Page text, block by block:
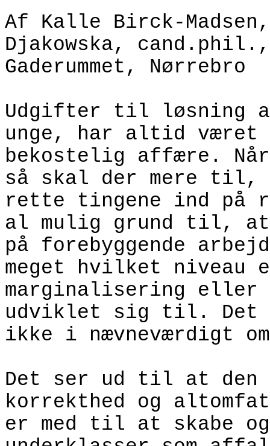
Af Kalle Birck-
Djakowska, cand.phil.,
Gaderummet, Nørrebro
Udgifter til løsning
unge, har altid været
bekostelig affære.
så skal der mere
rette tingene ind på
al mulig grund til, at
på forebyggende
meget hvilket niveau
marginalisering eller
udviklet sig til.
Det
ikke i nævneværdigt
Det ser ud til at den
korrekthed og
er med til at skabe